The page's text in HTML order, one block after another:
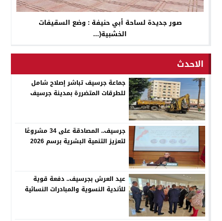
صور جديدة لساحة أبي حنيفة : وضع السقيفات
الخشبية(...
الاحدث
جماعة جرسيف تباشر إصلاح شامل
للطرقات المتضررة بمدينة جرسيف
جرسيف.. المصادقة على 34 مشروعًا
لتعزيز التنمية البشرية برسم 2026
عيد العرش بجرسيف.. دفعة قوية
للأندية النسوية والمبادرات النسائية